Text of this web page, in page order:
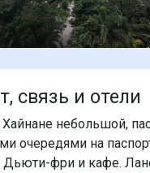
связь и отели
Хайнане небольшой,
очередями на
Дьюти-фри и кафе.